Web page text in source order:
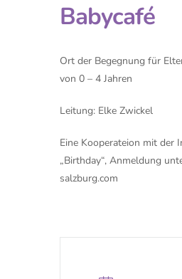
Babycafé
Ort der Begegnung für
von 0 – 4 Jahren
Leitung: Elke Zwickel
Eine Kooperateion mit der
„Birthday“, Anmeldung
salzburg.com